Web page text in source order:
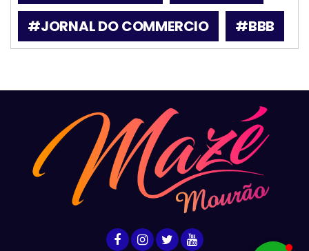
#JORNAL DO COMMERCIO
#BBB